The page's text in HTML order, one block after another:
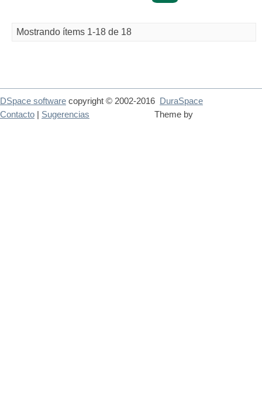
Mostrando ítems 1-18 de 18
DSpace software copyright © 2002-2016
DuraSpace
Theme by
Contacto Sugerencias